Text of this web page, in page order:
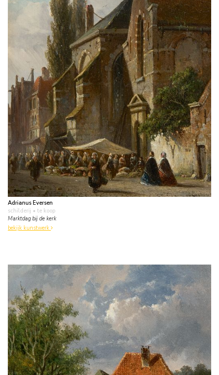
Adrianus Eversen
schilderij • te koop
Marktdag bij de kerk
bekijk kunstwerk